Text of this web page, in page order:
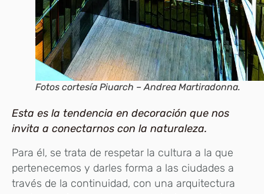
Fotos cortesía Piuarch – Andrea Martiradonna.
Esta es la tendencia en decoración que nos
invita a conectarnos con la naturaleza.
Para él, se trata de respetar la cultura a la que
pertenecemos y darles forma a las ciudades a
través de la continuidad, con una arquitectura